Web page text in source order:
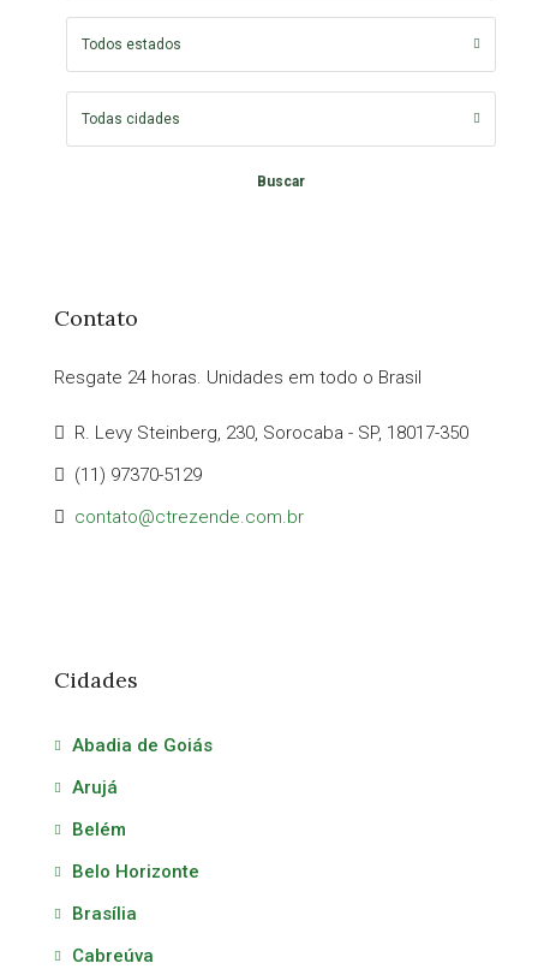
Todos estados
Todas cidades
Buscar
Contato
Resgate 24 horas. Unidades em todo o Brasil
R. Levy Steinberg, 230, Sorocaba - SP, 18017-350
(11) 97370-5129
contato@ctrezende.com.br
Cidades
Abadia de Goiás
Arujá
Belém
Belo Horizonte
Brasília
Cabreúva